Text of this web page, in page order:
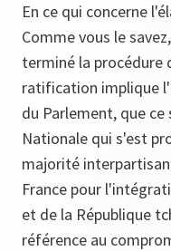
En ce qui concerne
Comme vous le
terminé la procédure
ratification implique
du Parlement, que
Nationale qui s'est
majorité
France pour
et de la République
référence au